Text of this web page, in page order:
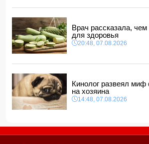
Врач рассказала,
для здоровья
20:48, 07.08.2026
Кинолог развеял миф
на хозяина
14:48, 07.08.2026